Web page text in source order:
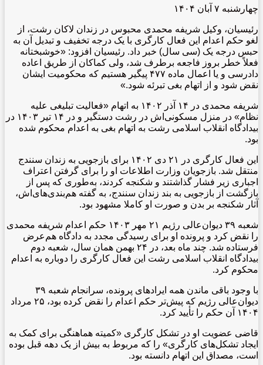
‌چهارشنبه ۷ آبان ۱۴۰۴
رئیسیان، وکیل شریفه محمدی محبوس در زندان لاکان رشت، از
لغو حکم اعدام این فعال کارگری با یک درجه تخفیف و تبدیل آن به
حبس درجه یک (سی سال) خبر داد. رئیسیان افزود: «خوشبختانه
فعلاً خطر بروز فاجعه برطرف شد، ولی کماکان از طریق اعاده
دادرسی و یا اعمال ماده ۴۷۷ پیگیر هستیم که محکومیت ایشان
نقض شود و از اتهام بغی تبرئه شود.»
شریفه محمدی در ۱۴ آذر ۱۴۰۲ به اتهام «فعالیت تبلیغی علیه
نظام» در منزل مسکونی‌اش در رشت دستگیر و در ۱۴ تیر ۱۴۰۳ در
بیدادگاه انقلاب اسلامی رشت به اتهام بغی به اعدام محکوم شده
بود.
این فعال کارگری در ۲۱ دی‌ ۱۴۰۲ برای بازجویی به زندان سنندج
منتقل شد. بازجویان وزارت اطلاعات او را برای گرفتن اعتراف
اجباری زیر فشار گذاشتند و شکنجه کردند، به‌طوری‌ که پس از
بازگشت از بازجویی به بند زندان سنندج، به‌ گفته هم‌بندی‌های‌‌اش،
آثار شکنجه بر بدن و صورت او کاملا مشهود بود.
شعبه ۳۹ دیوان‌عالی رژیم ۲۱ مهر ۱۴۰۳ حکم اعدام شریفه محمدی
را نقض کرد و پرونده او برای رسیدگی مجدد به دادگاه هم‌عرض
فرستاده شد. چند ماه بعد، در ۲۴ بهمن همان سال، شعبه دوم
بیدادگاه انقلاب اسلامی رشت این فعال کارگری را دوباره به اعدام
محکوم کرد.
با وجود باقی‌ ماندن همه ایرادهای پرونده، سرانجام شعبه ۳۹
دیوان‌عالی رژیم که پیش‌تر حکم اعدام را نقض کرده بود، ۲۵ مرداد
۱۴۰۴ آن حکم را تأیید کرد.
قاضی عضویت او در تشکل کارگری «کمیته هماهنگی برای کمک به
ایجاد تشکل‌های کارگری» را که مربوط به بیش از یک دهه قبل بوده
است، مصداق این اتهام دانسته بود.